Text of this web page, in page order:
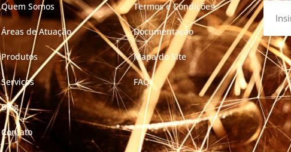
Quem Somos
Áreas de Atuação
Produtos
Serviços
Blog
Contato
Termos e Condições
Documentação
Mapa do Site
FAQ